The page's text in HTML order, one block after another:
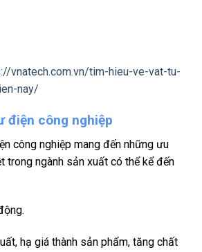
vnatech.com.vn/tim-hieu-ve-vat-tu-
nay/
điện công nghiệp
công nghiệp mang đến những ưu
trong ngành sản xuất có thể kể đến
hạ giá thành sản phẩm, tăng chất